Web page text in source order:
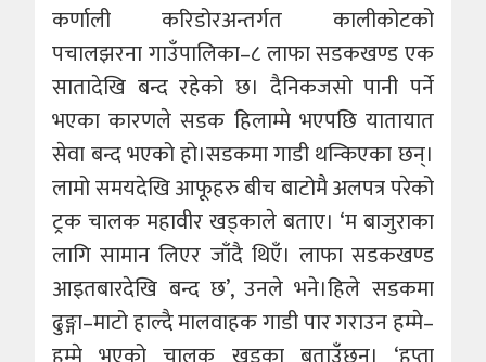
कर्णाली करिडोरअन्तर्गत कालीकोटको
पचालझरना गाउँपालिका–८ लाफा सडकखण्ड एक
सातादेखि बन्द रहेको छ। दैनिकजसो पानी पर्ने
भएका कारणले सडक हिलाम्मे भएपछि यातायात
सेवा बन्द भएको हो।सडकमा गाडी थन्किएका छन्।
लामो समयदेखि आफूहरु बीच बाटोमै अलपत्र परेको
ट्रक चालक महावीर खड्काले बताए। ‘म बाजुराका
लागि सामान लिएर जाँदै थिएँ। लाफा सडकखण्ड
आइतबारदेखि बन्द छ’, उनले भने।हिले सडकमा
ढुङ्गा–माटो हाल्दै मालवाहक गाडी पार गराउन हम्मे–